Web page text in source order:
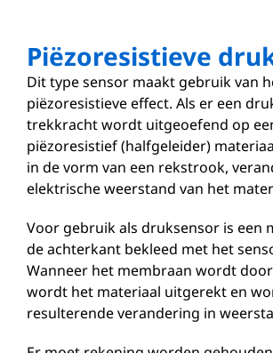
Piëzoresistieve
Dit type sensor maakt gebruik van
piëzoresistieve effect. Als er een
trekkracht wordt uitgeoefend op
piëzoresistief (halfgeleider)
in de vorm van een rekstrook,
elektrische weerstand van het
Voor gebruik als druksensor is een
de achterkant bekleed met het
Wanneer het membraan wordt
wordt het materiaal uitgerekt en
resulterende verandering in